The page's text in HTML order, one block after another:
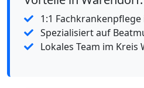
1:1
Spezialisiert auf
Lokales Team im Kreis